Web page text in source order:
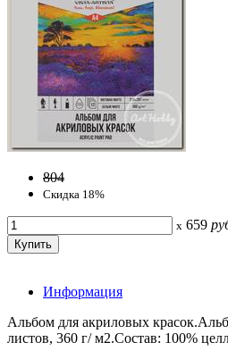
804
Скидка 18%
x 659
Информация
Альбом для акриловых
листов, 360 г/ м2.Состав: 100%